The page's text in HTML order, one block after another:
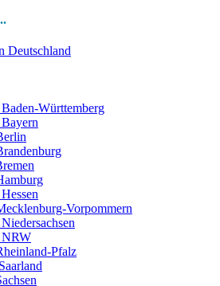
Deutschland
Württemberg
Vorpommern
NRW
Pfalz